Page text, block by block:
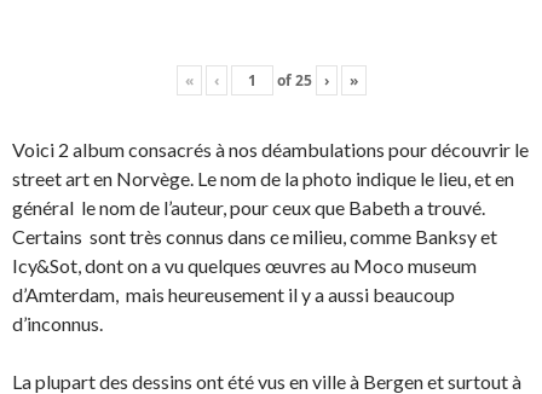
« ‹ of25 › »
Voici 2 album consacrés à nos déambulations pour découvrir le
street art en Norvège. Le nom de la photo indique le lieu, et en
général le nom de l’auteur, pour ceux que Babeth a trouvé.
Certains sont très connus dans ce milieu, comme Banksy et
Icy&Sot, dont on a vu quelques œuvres au Moco museum
d’Amterdam, mais heureusement il y a aussi beaucoup
d’inconnus.
La plupart des dessins ont été vus en ville à Bergen et surtout à